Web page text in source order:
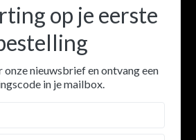
op je eerste
onze nieuwsbrief en ontvang een
in je mailbox.